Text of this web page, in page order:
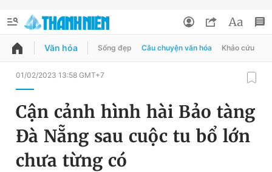
QUẢNG CÁO
Chuyên mục
Chuyên mục khác
Đổi mật khẩu
Tin đã lưu
Văn hóa Sống đẹp Câu chuyện văn hóa Khảo cứu
01/02/2023 13:58 GMT+7
Cận cảnh hình hài Bảo tàng
Đà Nẵng sau cuộc tu bổ lớn
chưa từng có